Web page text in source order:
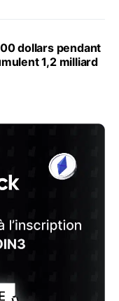
dollars pendant
1,2 milliard